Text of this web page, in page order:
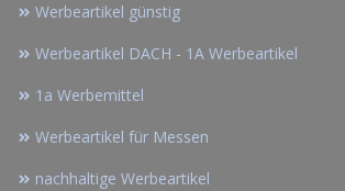
Werbeartikel günstig
Werbeartikel DACH - 1A Werbeartikel
1a Werbemittel
Werbeartikel für Messen
nachhaltige Werbeartikel